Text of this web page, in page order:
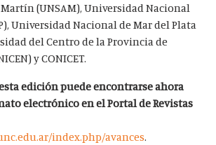
(UNSAM), Universidad Nacional
Universidad Nacional de Mar del Plata
del Centro de la Provincia de
y CONICET.
edición puede encontrarse ahora
electrónico en el Portal de Revistas
index.php/avances.